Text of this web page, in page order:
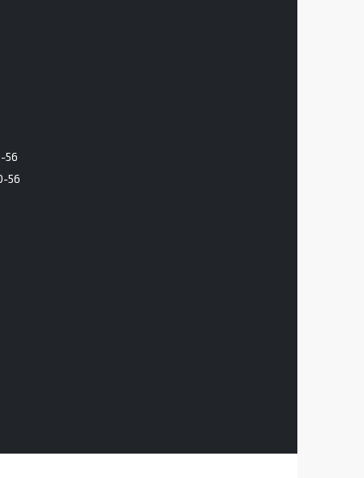
56
56